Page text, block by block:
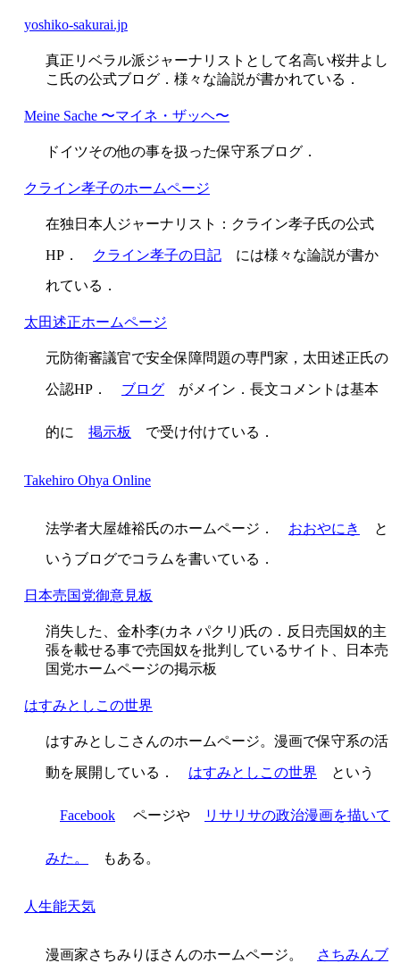
yoshiko-sakurai.jp
真正リベラル派ジャーナリストとして名高い桜井よし
こ氏の公式ブログ．様々な論説が書かれている．
Meine Sache 〜マイネ・ザッヘ〜
ドイツその他の事を扱った保守系ブログ．
クライン孝子のホームページ
在独日本人ジャーナリスト：クライン孝子氏の公式
HP． クライン孝子の日記
には様々な論説が書か
れている．
太田述正ホームページ
元防衛審議官で安全保障問題の専門家，太田述正氏の
公認HP． ブログ がメイン．長文コメントは基本
的に 掲示板 で受け付けている．
Takehiro Ohya Online
法学者大屋雄裕氏のホームページ． おおやにき
と
いうブログでコラムを書いている．
日本売国党御意見板
消失した、金朴李(カネ パクリ)氏の．反日売国奴的主
張を載せる事で売国奴を批判しているサイト、日本売
国党ホームページの掲示板
はすみとしこの世界
はすみとしこさんのホームページ。漫画で保守系の活
動を展開している． はすみとしこの世界 という
Facebook ページや リサリサの政治漫画を描いて
みた。 もある。
人生能天気
漫画家さちみりほさんのホームページ。 さちみんブ